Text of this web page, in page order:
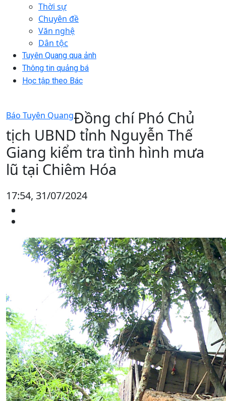
Thời sự
Chuyên đề
Văn nghệ
Dân tộc
Tuyên Quang qua ảnh
Thông tin quảng bá
Học tập theo Bác
Báo Tuyên QuangĐồng chí Phó Chủ
tịch UBND tỉnh Nguyễn Thế
Giang kiểm tra tình hình mưa
lũ tại Chiêm Hóa
17:54, 31/07/2024